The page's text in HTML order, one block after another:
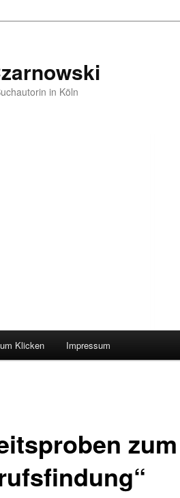
in Köln
Klicken Impressum